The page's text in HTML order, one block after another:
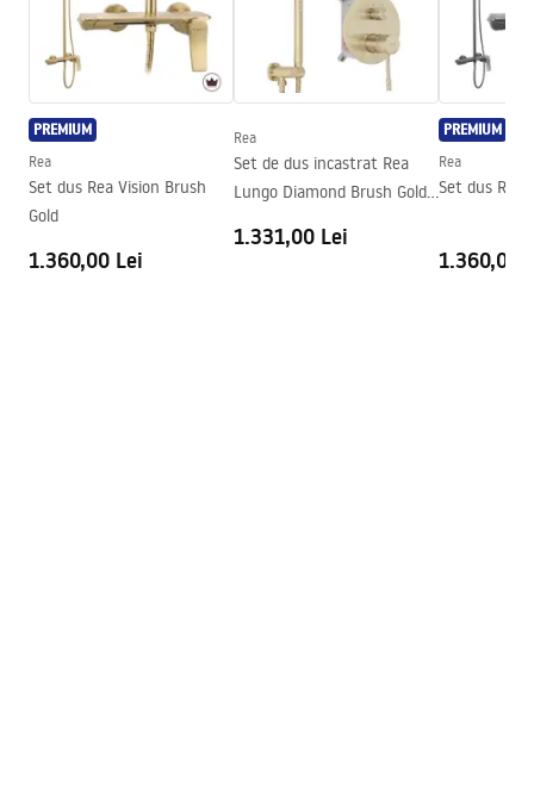
Montaj
de cada sau de podea
Inaltime (mm)
1950
mm
Directie cabina
Universal
Garantie
Acoperire Easy Clean
Da , pe o parte a geamului
Instrucțiuni de montaj
Instrukcja_monta__u___cianki_Flexi.pdf
PREMIUM
Rea
Set dus Rea Vision Brush
Gold
1.360,00 Lei
Rea
Set de dus incastrat Rea
Lungo Diamond Brush Gold
1.331,00 Lei
PREMIUM
Rea
Set dus Rea
1.360,00